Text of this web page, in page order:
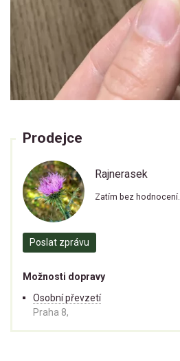
Prodejce
Rajnerasek
Zatím bez hodnocení.
Poslat zprávu
Možnosti dopravy
Osobní převzetí
Praha 8,